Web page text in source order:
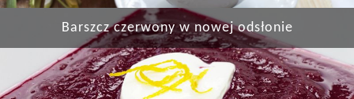
Barszcz czerwony w nowej odsłonie